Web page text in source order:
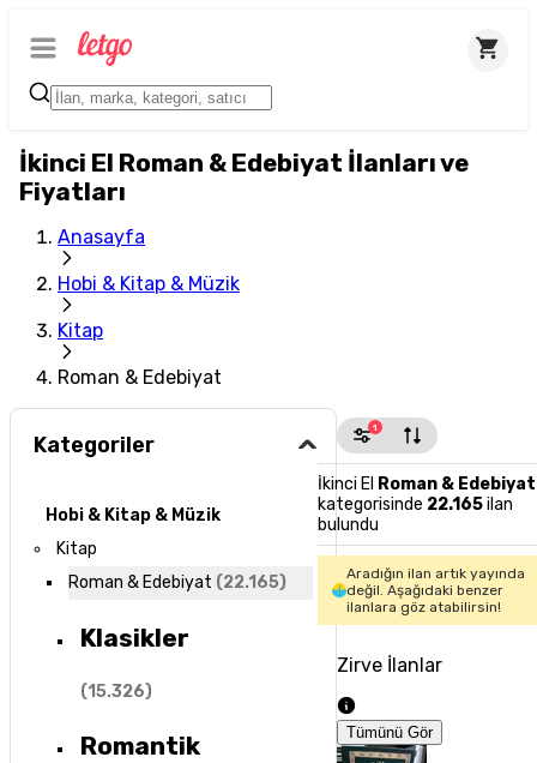
İkinci El Roman & Edebiyat İlanları ve
Fiyatları
Anasayfa
Hobi & Kitap & Müzik
Kitap
Roman & Edebiyat
Kategoriler
Hobi & Kitap & Müzik
Kitap
Roman & Edebiyat (22.165)
Klasikler
(15.326)
Romantik
1
İkinci El Roman & Edebiyat
kategorisinde 22.165ilan
bulundu
Aradığın ilan artık yayında
değil. Aşağıdaki benzer
ilanlara göz atabilirsin!
Zirve İlanlar
Tümünü Gör